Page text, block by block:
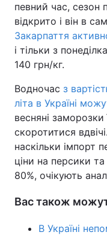
певний час, сезон
відкрито і він в
Закарпаття
і тільки з
140 грн/кг.
Водночас з
літа в Україні
весняні
скоротитися
наскільки імпорт
ціни на персики
80%, очікують
Вас також
В Україні